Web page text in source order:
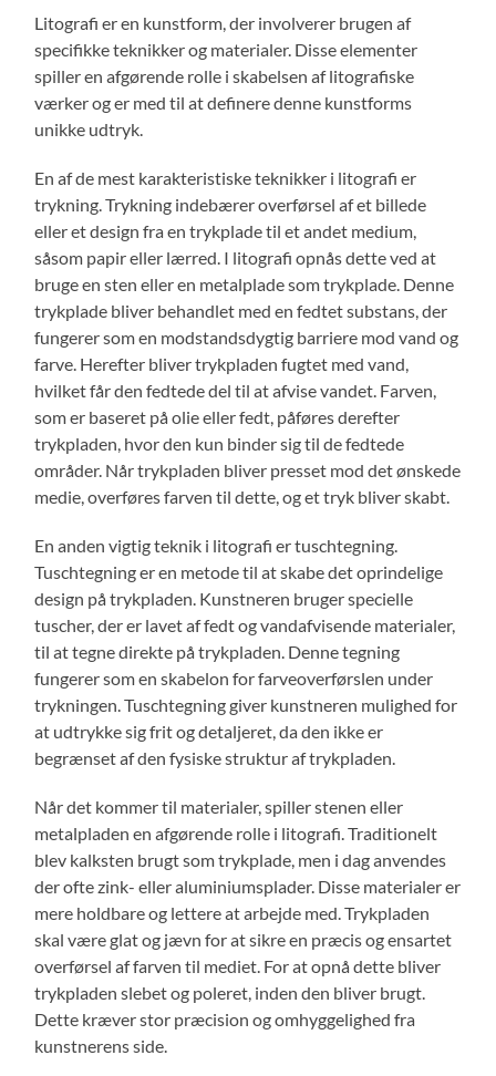
Litografi er en kunstform, der involverer brugen af
specifikke teknikker og materialer. Disse elementer
spiller en afgørende rolle i skabelsen af litografiske
værker og er med til at definere denne kunstforms
unikke udtryk.
En af de mest karakteristiske teknikker i litografi er
trykning. Trykning indebærer overførsel af et billede
eller et design fra en trykplade til et andet medium,
såsom papir eller lærred. I litografi opnås dette ved at
bruge en sten eller en metalplade som trykplade. Denne
trykplade bliver behandlet med en fedtet substans, der
fungerer som en modstandsdygtig barriere mod vand og
farve. Herefter bliver trykpladen fugtet med vand,
hvilket får den fedtede del til at afvise vandet. Farven,
som er baseret på olie eller fedt, påføres derefter
trykpladen, hvor den kun binder sig til de fedtede
områder. Når trykpladen bliver presset mod det ønskede
medie, overføres farven til dette, og et tryk bliver skabt.
En anden vigtig teknik i litografi er tuschtegning.
Tuschtegning er en metode til at skabe det oprindelige
design på trykpladen. Kunstneren bruger specielle
tuscher, der er lavet af fedt og vandafvisende materialer,
til at tegne direkte på trykpladen. Denne tegning
fungerer som en skabelon for farveoverførslen under
trykningen. Tuschtegning giver kunstneren mulighed for
at udtrykke sig frit og detaljeret, da den ikke er
begrænset af den fysiske struktur af trykpladen.
Når det kommer til materialer, spiller stenen eller
metalpladen en afgørende rolle i litografi. Traditionelt
blev kalksten brugt som trykplade, men i dag anvendes
der ofte zink- eller aluminiumsplader. Disse materialer er
mere holdbare og lettere at arbejde med. Trykpladen
skal være glat og jævn for at sikre en præcis og ensartet
overførsel af farven til mediet. For at opnå dette bliver
trykpladen slebet og poleret, inden den bliver brugt.
Dette kræver stor præcision og omhyggelighed fra
kunstnerens side.